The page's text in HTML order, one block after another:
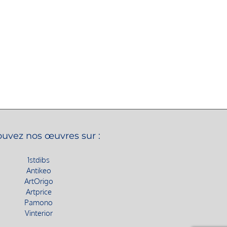
nos œuvres sur :
1stdibs
Antikeo
ArtOrigo
Artprice
Pamono
Vinterior